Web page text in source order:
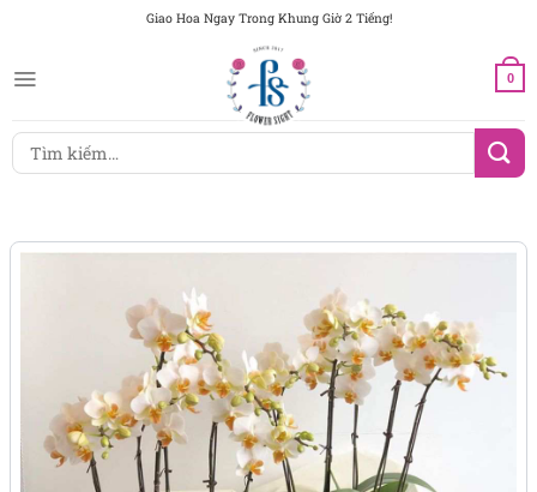
dung
Giao Hoa Ngay Trong Khung Giờ 2 Tiếng!
0
Tìm
kiếm: